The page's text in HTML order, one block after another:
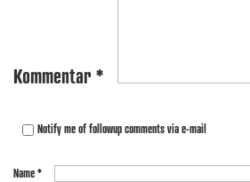
Kommentar *
Notify me of followup comments via e-mail
Name*